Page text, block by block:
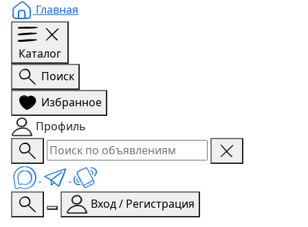
Главная
Каталог
Поиск
Избранное
Профиль
Вход / Регистрация